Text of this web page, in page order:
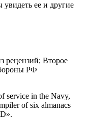
увидеть ее и другие
рецензий; Второе
РФ
service in the Navy,
of six almanacs